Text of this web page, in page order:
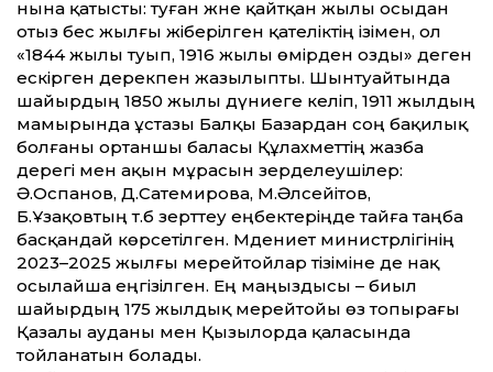
нына қатысты: туған және қайтқан жылы осыдан
отыз бес жылғы жіберілген қателіктің ізімен, ол
«1844 жылы туып, 1916 жылы өмірден озды» деген
ескірген дерекпен жазылыпты. Шынтуайтында
шайырдың 1850 жылы дүниеге келіп, 1911 жылдың
мамырында ұстазы Балқы Базардан соң бақилық
болғаны ортаншы баласы Құлахметтің жазба
дерегі мен ақын мұрасын зерделеушілер:
Ә.Оспанов, Д.Сатемирова, М.Әлсейітов,
Б.Ұзақовтың т.б зерттеу еңбектеріңде тайға таңба
басқандай көрсетілген. Мәдениет министрлігінің
2023–2025 жылғы мерейтойлар тізіміне де нақ
осылайша еңгізілген. Ең маңыздысы – биыл
шайырдың 175 жылдық мерейтойы өз топырағы
Қазалы ауданы мен Қызылорда қаласында
тойланатын болады.